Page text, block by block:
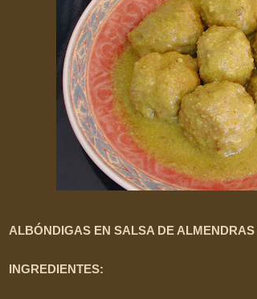
ALBÓNDIGAS EN SALSA DE ALMENDRAS
INGREDIENTES: